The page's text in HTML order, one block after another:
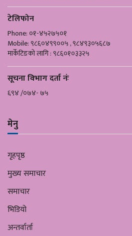
टेलिफोन
Phone: ०१-४५२७५०१
Mobile: ९८६०४९९००५ , ९८४९३०५६८७
मार्केटिङको लागि : ९८६०१०३३२५
सूचना विभाग दर्ता नंः
६९४ /०७४- ७५
मेनु
गृहपृष्ठ
मुख्य समाचार
समाचार
भिडियो
अन्तर्वार्ता